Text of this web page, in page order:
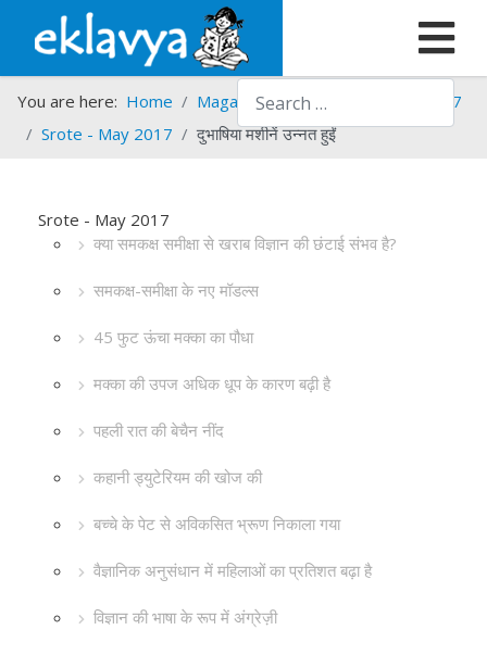
Search
You are here: Home Magazines Srote
Srote - 2017
Srote - May 2017
दुभाषिया मशीनें उन्नत हुईं
Srote - May 2017
क्या समकक्ष समीक्षा से खराब विज्ञान की छंटाई संभव है?
समकक्ष-समीक्षा के नए मॉडल्स
45 फुट ऊंचा मक्का का पौधा
मक्का की उपज अधिक धूप के कारण बढ़ी है
पहली रात की बेचैन नींद
कहानी ड्युटेरियम की खोज की
बच्चे के पेट से अविकसित भ्रूण निकाला गया
वैज्ञानिक अनुसंधान में महिलाओं का प्रतिशत बढ़ा है
विज्ञान की भाषा के रूप में अंग्रेज़ी